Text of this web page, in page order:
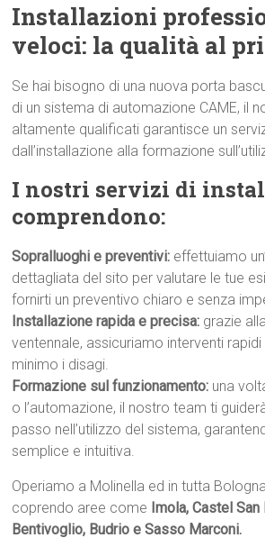
Installazioni
veloci: la qualità al
Se hai bisogno di una nuova porta
di un sistema di automazione CAME, il
altamente qualificati garantisce un
dall’installazione alla formazione
I nostri servizi di
comprendono:
Sopralluoghi e preventivi: effettuiamo
dettagliata del sito per valutare le tue
fornirti un preventivo chiaro e senza
Installazione rapida e precisa: grazie
ventennale, assicuriamo interventi
minimo i disagi.
Formazione sul funzionamento: una
o l’automazione, il nostro team ti
passo nell’utilizzo del sistema,
semplice e intuitiva.
Operiamo a Molinella ed in tutta
coprendo aree come Imola, Castel
Bentivoglio, Budrio e Sasso Marconi.